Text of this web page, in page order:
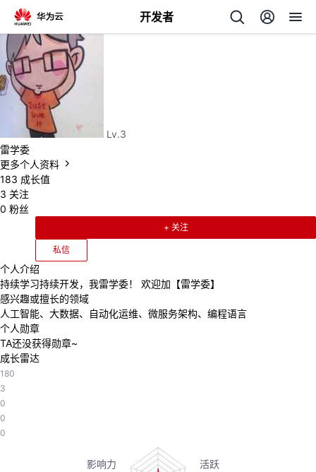
开发者
返
回
个
人
页
我
开
发
者
Lv.3
雷学委
更多个人资料
183 成长值
3 关注
0 粉丝
+ 关注
私信
个人介绍
持续学习持续开发，我雷学委！ 欢迎加【雷学委】
感兴趣或擅长的领域
人工智能、大数据、自动化运维、微服务架构、编程语言
个人勋章
TA还没获得勋章~
成长雷达
180
3
0
0
0